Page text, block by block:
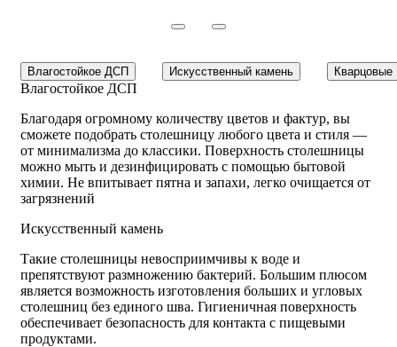
Влагостойкое ДСП Искусственный камень Кварцовые
Влагостойкое ДСП
Благодаря огромному количеству цветов и фактур, вы
сможете подобрать столешницу любого цвета и стиля —
от минимализма до классики. Поверхность столешницы
можно мыть и дезинфицировать с помощью бытовой
химии. Не впитывает пятна и запахи, легко очищается от
загрязнений
Искусственный камень
Такие столешницы невосприимчивы к воде и
препятствуют размножению бактерий. Большим плюсом
является возможность изготовления больших и угловых
столешниц без единого шва. Гигиеничная поверхность
обеспечивает безопасность для контакта с пищевыми
продуктами.